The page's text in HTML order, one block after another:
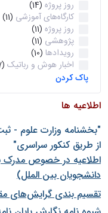
روز پروژه (14)
کارگاه‌های آموزشی (11)
روز پروژه (11)
پژوهشی (11)
رویدادها (10)
اخبار هوش و رباتیک (7)
پاک کردن
اطلاعیه ها
"بخشنامه وزارت علوم -
از طريق كنكور سراسری"
اطلاعیه در خصوص مدرک
دانشجویان بین الملل)
تقسیم بندی گرایش‌های